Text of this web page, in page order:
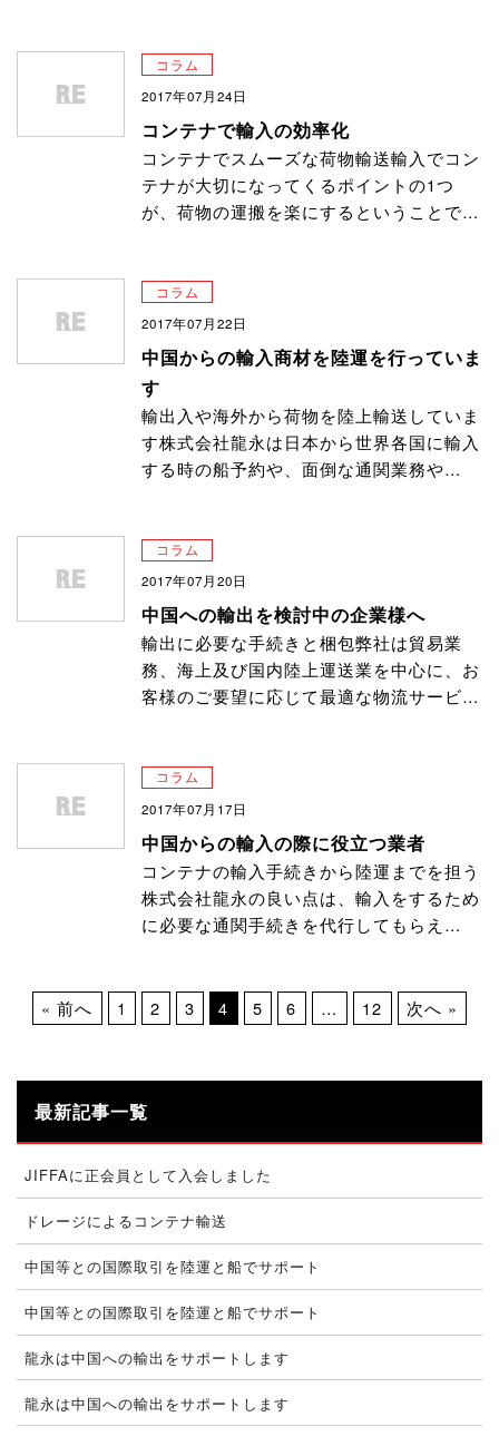
コラム
2017年07月24日
コンテナで輸入の効率化
コンテナでスムーズな荷物輸送輸入でコン
テナが大切になってくるポイントの1つ
が、荷物の運搬を楽にするということで…
コラム
2017年07月22日
中国からの輸入商材を陸運を行っていま
す
輸出入や海外から荷物を陸上輸送していま
す株式会社龍永は日本から世界各国に輸入
する時の船予約や、面倒な通関業務や…
コラム
2017年07月20日
中国への輸出を検討中の企業様へ
輸出に必要な手続きと梱包弊社は貿易業
務、海上及び国内陸上運送業を中心に、お
客様のご要望に応じて最適な物流サービ…
コラム
2017年07月17日
中国からの輸入の際に役立つ業者
コンテナの輸入手続きから陸運までを担う
株式会社龍永の良い点は、輸入をするため
に必要な通関手続きを代行してもらえ…
« 前へ 1 2 3 4 5 6 … 12 次へ »
最新記事一覧
JIFFAに正会員として入会しました
ドレージによるコンテナ輸送
中国等との国際取引を陸運と船でサポート
中国等との国際取引を陸運と船でサポート
龍永は中国への輸出をサポートします
龍永は中国への輸出をサポートします